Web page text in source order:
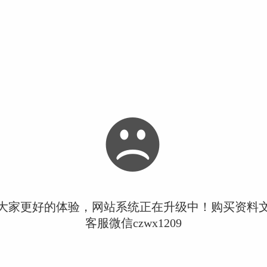
家更好的体验，网站系统正在升级中！购买资料
客服微信czwx1209